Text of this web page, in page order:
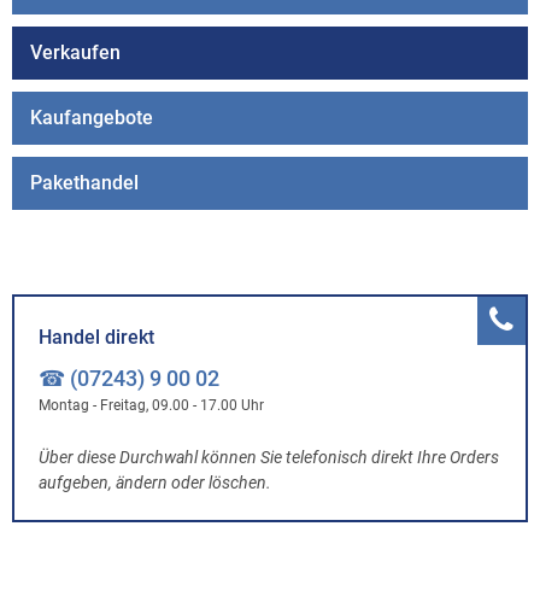
Verkaufen
Kaufangebote
Pakethandel
Handel direkt
☎ (07243) 9 00 02
Montag - Freitag, 09.00 - 17.00 Uhr
Über diese Durchwahl können Sie telefonisch direkt Ihre Orders
aufgeben, ändern oder löschen.